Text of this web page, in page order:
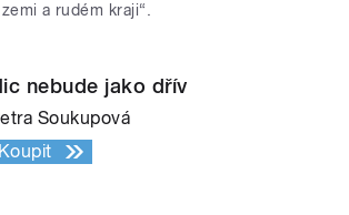
a rudém kraji“.
nebude jako dřív
Soukupová
Koupit